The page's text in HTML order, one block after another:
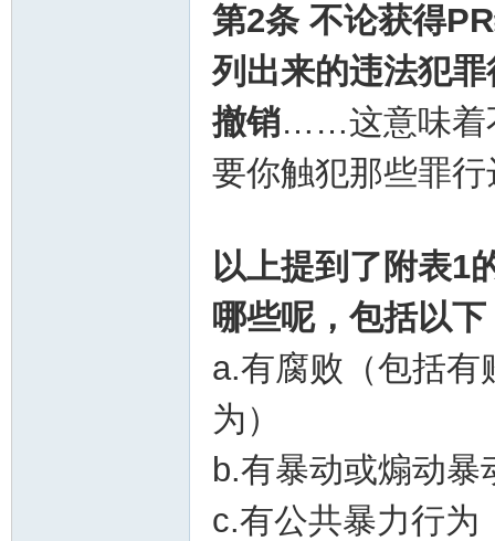
第2条 不论获得
列出来的违法犯
撤销……这意味着
要你触犯那些罪
以上提到了附表1
哪些呢，包括以下
a.有腐败（包括有
为）
b.有暴动或煽动暴
c.有公共暴力行为